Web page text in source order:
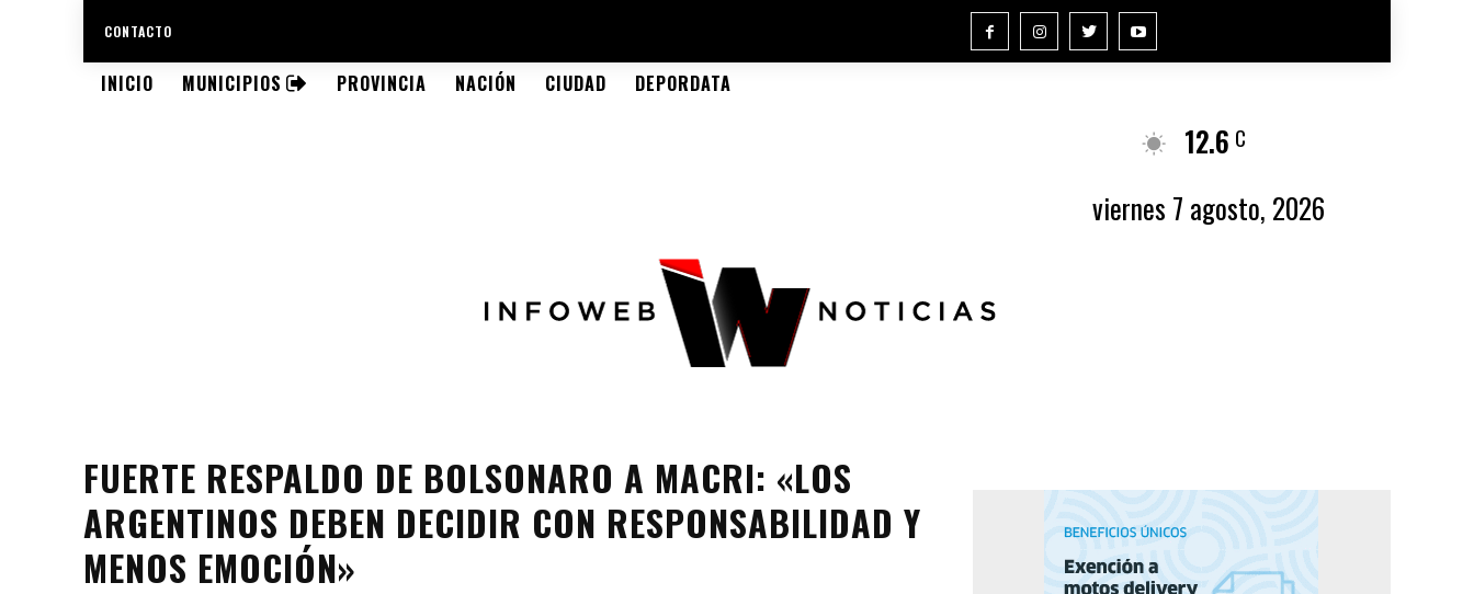
CONTACTO
INICIO MUNICIPIOS PROVINCIA NACIÓN CIUDAD DEPORDATA
12.6 C
viernes 7 agosto, 2026
FUERTE RESPALDO DE BOLSONARO A MACRI: «LOS
ARGENTINOS DEBEN DECIDIR CON RESPONSABILIDAD Y
MENOS EMOCIÓN»